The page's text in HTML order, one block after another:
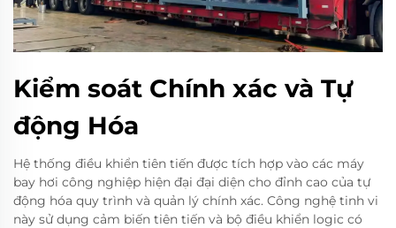
Kiểm soát Chính xác và Tự
động Hóa
Hệ thống điều khiển tiên tiến được tích hợp vào các máy
bay hơi công nghiệp hiện đại đại diện cho đỉnh cao của tự
động hóa quy trình và quản lý chính xác. Công nghệ tinh vi
này sử dụng cảm biến tiên tiến và bộ điều khiển logic có